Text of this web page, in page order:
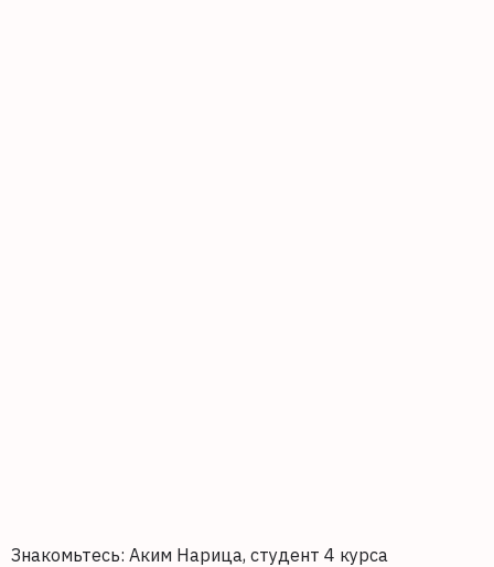
Знакомьтесь: Аким Нарица, студент 4 курса